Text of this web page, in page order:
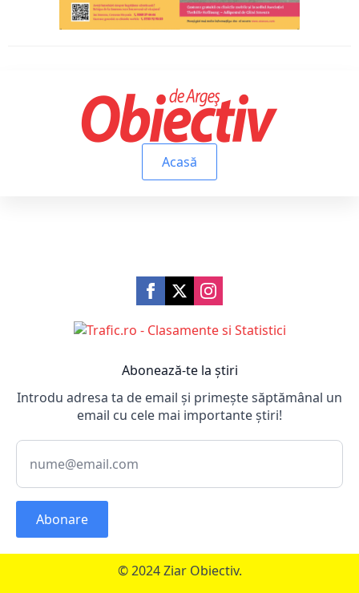
Acasă
Abonează-te la știri
Introdu adresa ta de email și primește săptămânal un
email cu cele mai importante știri!
Abonare
© 2024 Ziar Obiectiv.